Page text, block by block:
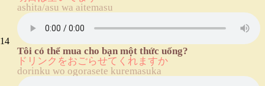
ashita/asu wa aitemasu
14
Tôi có thể mua cho bạn một thức uống?
ドリンクをおごらせてくれますか
dorinku wo ogorasete kuremasuka